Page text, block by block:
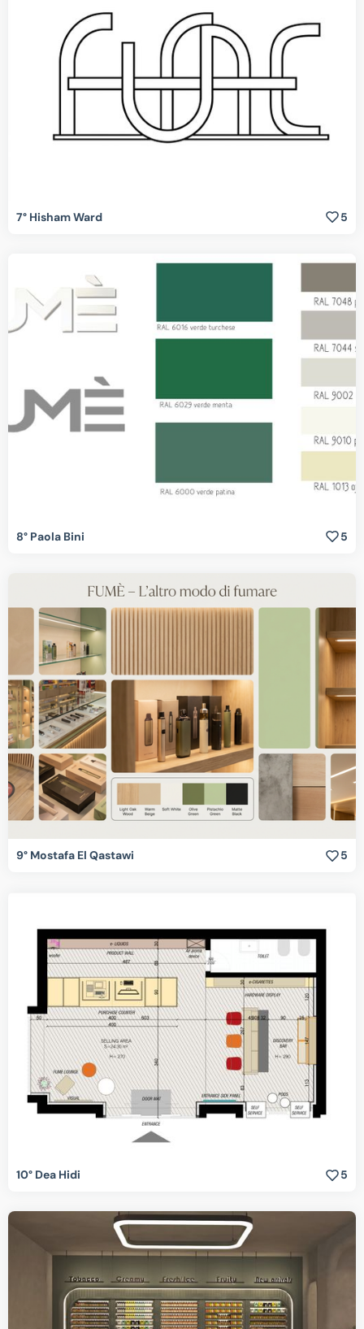
7° Hisham Ward 5
8° Paola Bini 5
9° Mostafa El Qastawi 5
10° Dea Hidi 5